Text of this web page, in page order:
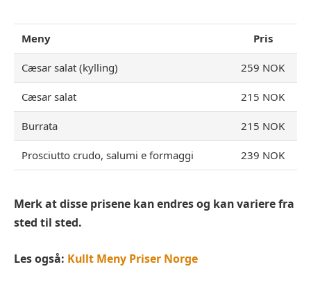
Meny Pris
Cæsar salat (kylling) 259 NOK
Cæsar salat 215 NOK
Burrata 215 NOK
Prosciutto crudo, salumi e formaggi 239 NOK
Merk at disse prisene kan endres og kan variere fra
sted til sted.
Les også: Kullt Meny Priser Norge